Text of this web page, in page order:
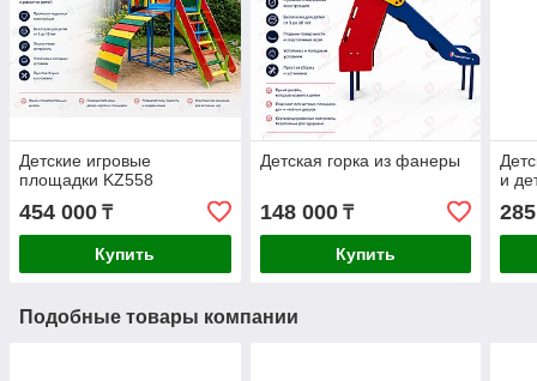
Детские игровые
площадки KZ558
454 000 ₸
Купить
Детская горка из фанеры
148 000₸
Купить
и
Подобные товары компании